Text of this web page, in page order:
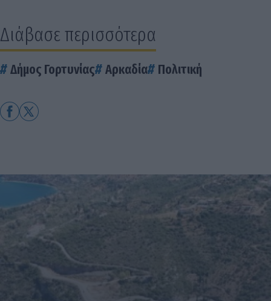
Διάβασε περισσότερα
Δήμος Γορτυνίας Αρκαδία Πολιτική